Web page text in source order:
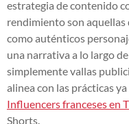
estrategia de contenido
rendimiento son aquellas
como auténticos
una narrativa a lo largo
simplemente vallas
alinea con las prácticas
Influencers franceses en
Shorts.